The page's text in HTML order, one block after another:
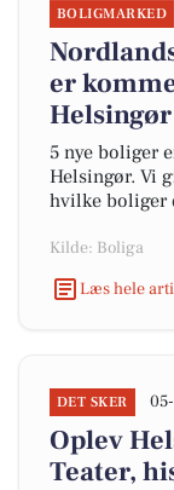
BOLIGMARKED
er
5 nye boliger
Helsingør. Vi
hvilke boliger
Kilde: Boliga
Læs hele
DET SKER
Oplev
Teater,